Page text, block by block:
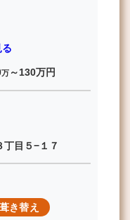
万～130万円
目５−１７
き替え